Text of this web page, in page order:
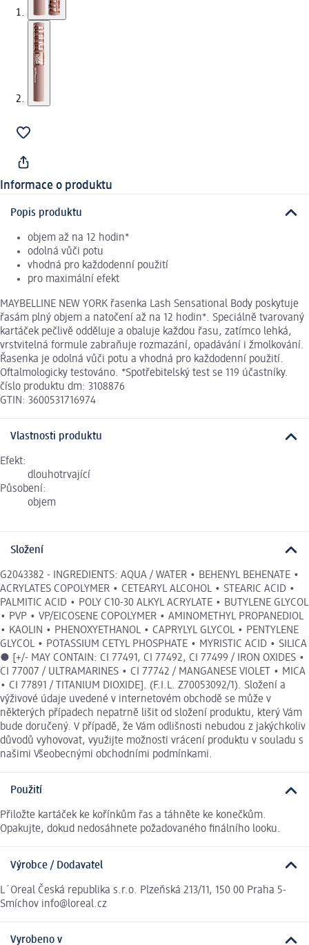
Informace o produktu
Popis produktu
objem až na 12 hodin*
odolná vůči potu
vhodná pro každodenní použití
pro maximální efekt
MAYBELLINE NEW YORK řasenka Lash Sensational Body poskytuje
řasám plný objem a natočení až na 12 hodin*. Speciálně tvarovaný
kartáček pečlivě odděluje a obaluje každou řasu, zatímco lehká,
vrstvitelná formule zabraňuje rozmazání, opadávání i žmolkování.
Řasenka je odolná vůči potu a vhodná pro každodenní použití.
Oftalmologicky testováno. *Spotřebitelský test se 119 účastníky.
číslo produktu dm: 3108876
GTIN: 3600531716974
Vlastnosti produktu
Efekt:
dlouhotrvající
Působení:
objem
Složení
G2043382 - INGREDIENTS: AQUA / WATER • BEHENYL BEHENATE •
ACRYLATES COPOLYMER • CETEARYL ALCOHOL • STEARIC ACID •
PALMITIC ACID • POLY C10-30 ALKYL ACRYLATE • BUTYLENE GLYCOL
• PVP • VP/EICOSENE COPOLYMER • AMINOMETHYL PROPANEDIOL
• KAOLIN • PHENOXYETHANOL • CAPRYLYL GLYCOL • PENTYLENE
GLYCOL • POTASSIUM CETYL PHOSPHATE • MYRISTIC ACID • SILICA
● [+/- MAY CONTAIN: CI 77491, CI 77492, CI 77499 / IRON OXIDES •
CI 77007 / ULTRAMARINES • CI 77742 / MANGANESE VIOLET • MICA
• CI 77891 / TITANIUM DIOXIDE]. (F.I.L. Z70053092/1). Složení a
výživové údaje uvedené v internetovém obchodě se může v
některých případech nepatrně lišit od složení produktu, který Vám
bude doručený. V případě, že Vám odlišnosti nebudou z jakýchkoliv
důvodů vyhovovat, využijte možnosti vrácení produktu v souladu s
našimi Všeobecnými obchodními podmínkami.
Použití
Přiložte kartáček ke kořínkům řas a táhněte ke konečkům.
Opakujte, dokud nedosáhnete požadovaného finálního looku.
Výrobce / Dodavatel
L´Oreal Česká republika s.r.o. Plzeňská 213/11, 150 00 Praha 5-
Smíchov info@loreal.cz
Vyrobeno v